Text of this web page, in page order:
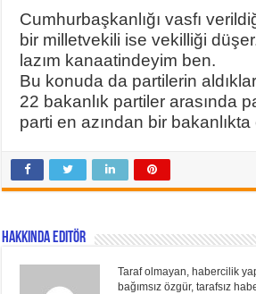
Cumhurbaşkanlığı vasfı
bir milletvekili ise vekilliği
lazım kanaatindeyim ben.
Bu konuda da partilerin
22 bakanlık partiler arasında
parti en azından bir
Hakkında Editör
Taraf olmayan, habercilik
bağımsız özgür, tarafsız